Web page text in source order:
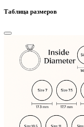
Таблица размеров